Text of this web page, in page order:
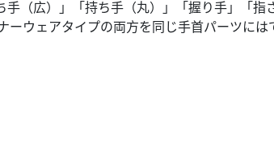
（広）」「持ち手（丸）」「握り手」「指
ーウェアタイプの両方を同じ手首パーツには